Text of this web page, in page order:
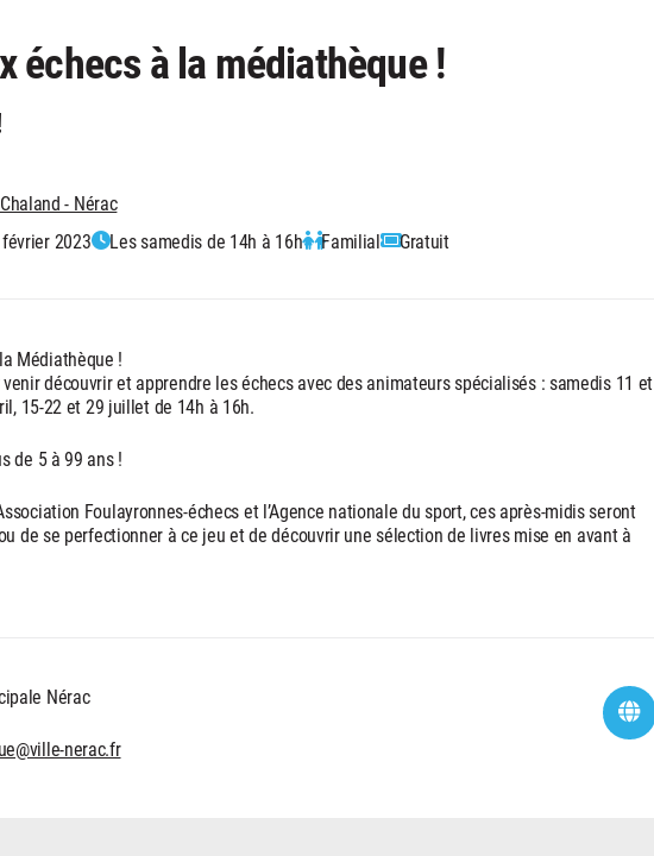
échecs à la médiathèque !
- Nérac
2023
Les samedis de 14h à 16h Familial Gratuit
Médiathèque !
découvrir et apprendre les échecs avec des animateurs spécialisés : samedis 11 et
15-22 et 29 juillet de 14h à 16h.
de 5 à 99 ans !
Foulayronnes-échecs et l’Agence nationale du sport, ces après-midis seront
de se perfectionner à ce jeu et de découvrir une sélection de livres mise en avant à
Nérac
nerac.fr